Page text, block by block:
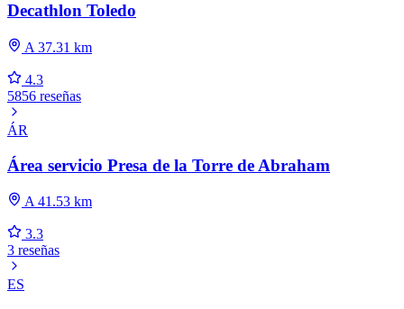
Decathlon Toledo
A 37.31 km
4.3
5856 reseñas
ÁR
Área servicio Presa de la Torre de Abraham
A 41.53 km
3.3
3 reseñas
ES